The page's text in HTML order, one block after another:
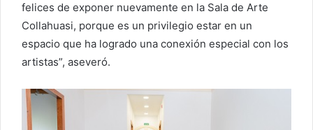
felices de exponer nuevamente en la Sala de Arte
Collahuasi, porque es un privilegio estar en un
espacio que ha logrado una conexión especial con los
artistas”, aseveró.